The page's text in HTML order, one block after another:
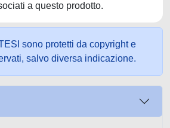
a questo prodotto.
sono protetti da copyright e
salvo diversa indicazione.